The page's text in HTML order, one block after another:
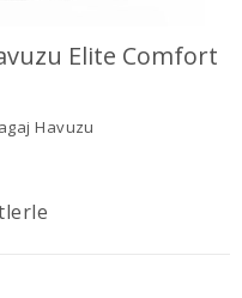
Elite Comfort
Havuzu